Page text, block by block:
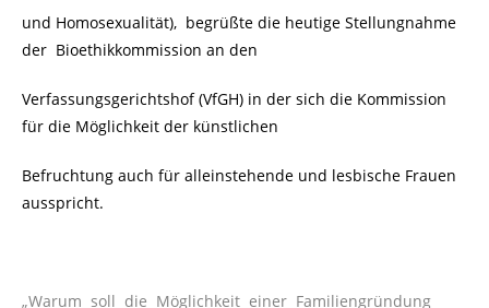
und Homosexualität), begrüßte die heutige Stellungnahme
der Bioethikkommission an den
Verfassungsgerichtshof (VfGH) in der sich die Kommission
für die Möglichkeit der künstlichen
Befruchtung auch für alleinstehende und lesbische Frauen
ausspricht.
„Warum soll die Möglichkeit einer Familiengründung